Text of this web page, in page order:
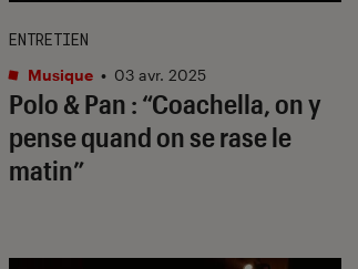
Polo & Pan : “Coachella, on y
pense quand on se rase le
matin”
ENTRETIEN
Musique • 03 avr. 2025